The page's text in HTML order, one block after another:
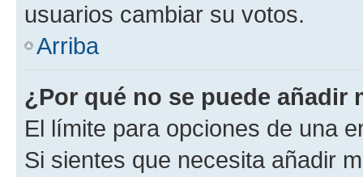
usuarios cambiar su votos.
Arriba
¿Por qué no se puede añadir
El límite para opciones de una
Si sientes que necesita añadir